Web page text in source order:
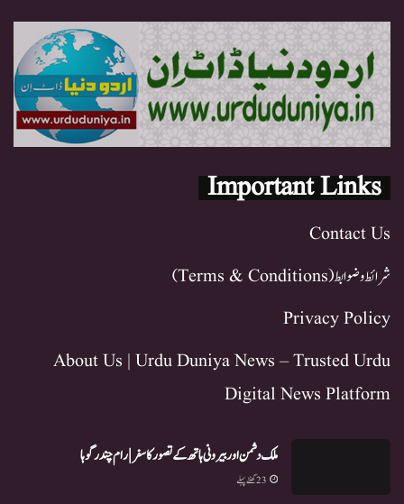
Important Links
Contact Us
شرائط و ضوابط (Terms & Conditions)
Privacy Policy
About Us | Urdu Duniya News – Trusted Urdu
Digital News Platform
ملک دشمن اور بیرونی ہاتھ کے تصور کا سفر | رام چندر گوہا
23 گھنٹے پہلے